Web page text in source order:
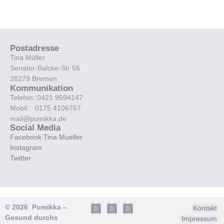
Postadresse
Tina Müller
Senator-Balcke-Str 56
28279 Bremen
Kommunikation
Telefon: 0421 9594147
Mobil: 0175 4106767
mail@pumikka.de
Social Media
Facebook Tina Mueller
Instagram
Twitter
© 2026 Pumikka –
Gesund durchs
Kontakt
Impressum